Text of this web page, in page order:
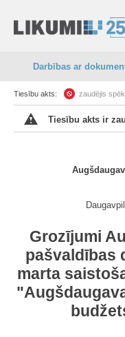
Darbības ar
Tiesību akts: zaudējis
Tiesību akts ir
Grozījumi
pašvaldības
marta